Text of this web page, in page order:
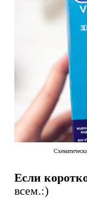
Если
всем.:)